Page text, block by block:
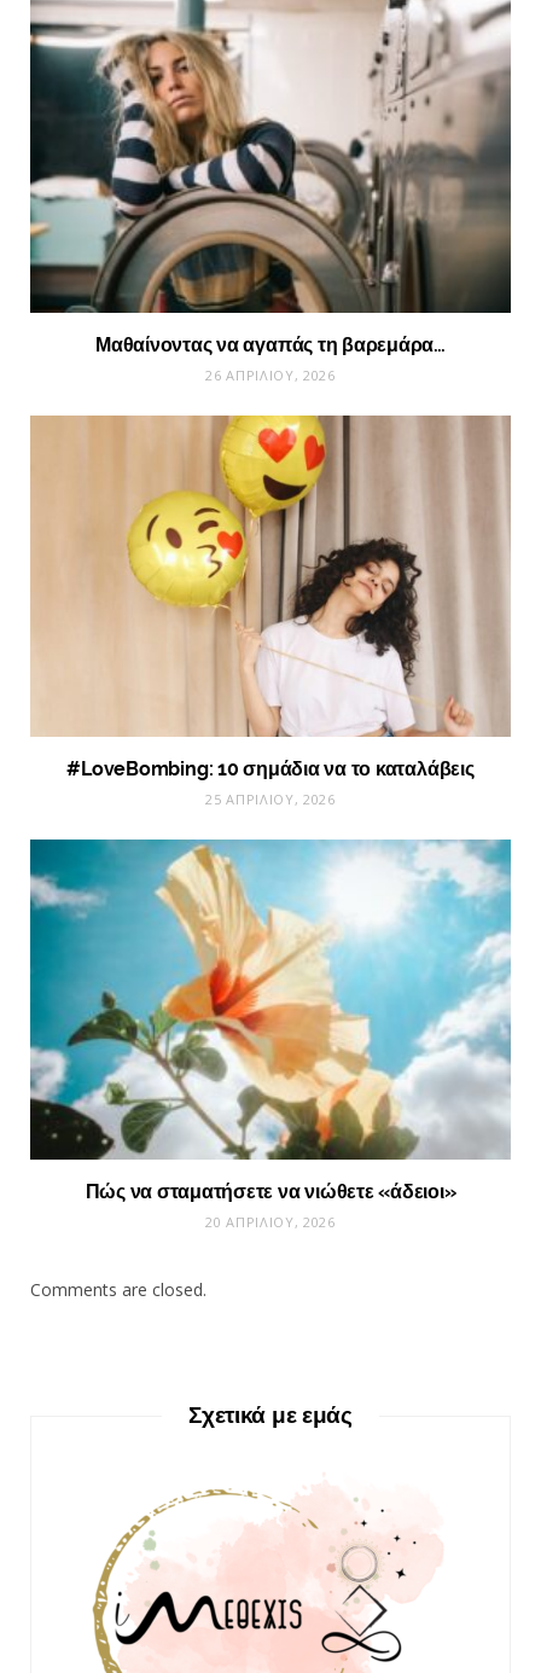
Μαθαίνοντας να αγαπάς τη βαρεμάρα…
26 ΑΠΡΙΛΊΟΥ, 2026
#LoveBombing: 10 σημάδια να το καταλάβεις
25 ΑΠΡΙΛΊΟΥ, 2026
Πώς να σταματήσετε να νιώθετε «άδειοι»
20 ΑΠΡΙΛΊΟΥ, 2026
Comments are closed.
Σχετικά με εμάς